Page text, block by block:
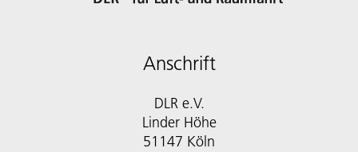
Anschrift
DLR e.V.
Linder Höhe
51147 Köln